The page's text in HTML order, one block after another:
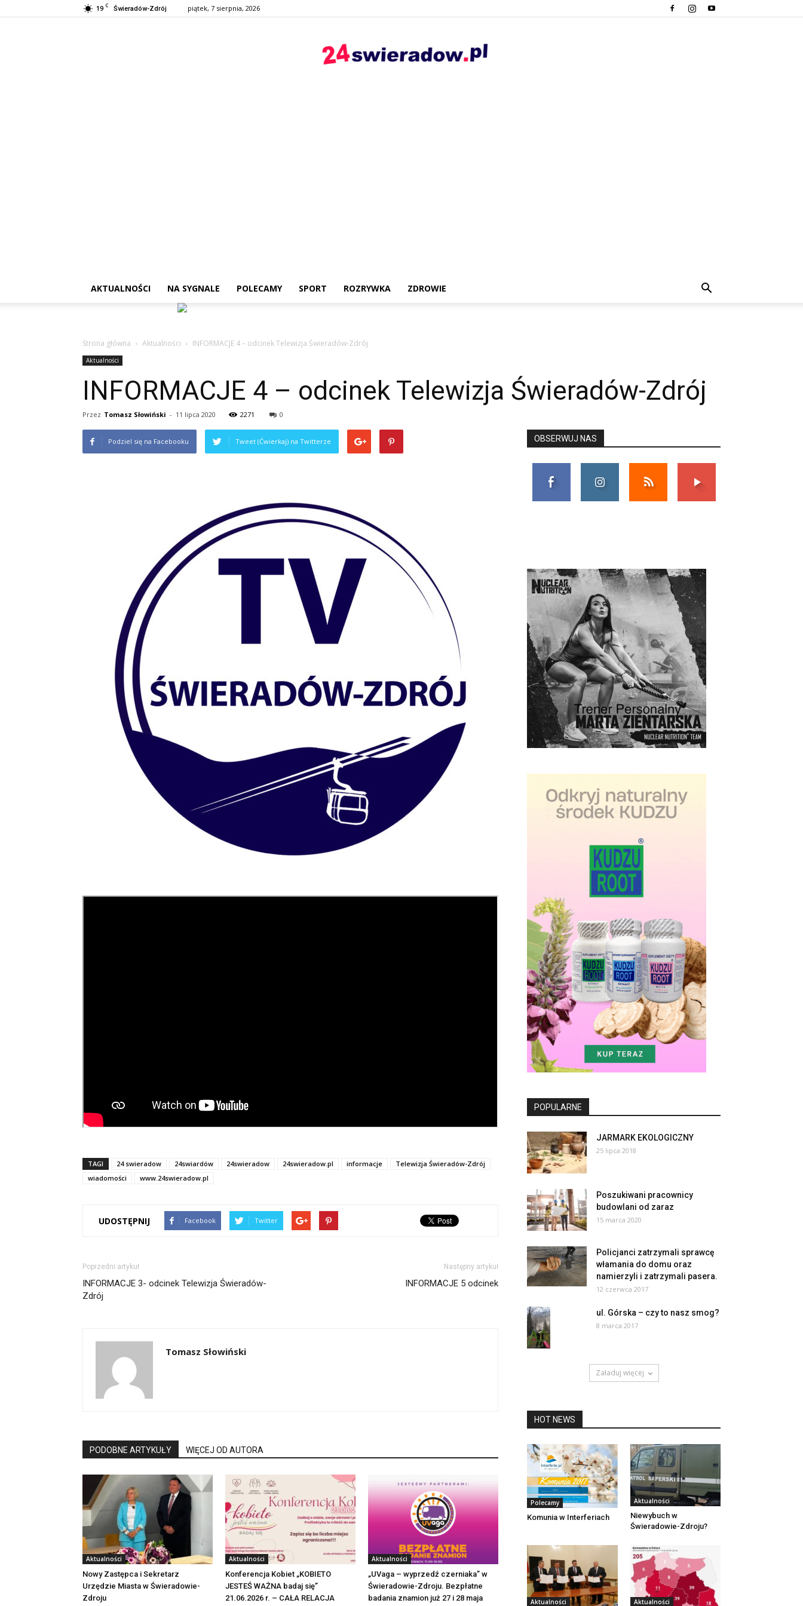
19 C Świeradów-Zdrój piątek, 7 sierpnia, 2026
źródło
AKTUALNOŚCI NA SYGNALE POLECAMY SPORT ROZRYWKA ZDROWIE
Strona główna Aktualności INFORMACJE 4 – odcinek Telewizja Świeradów-Zdrój
Aktualności
INFORMACJE 4 – odcinek Telewizja Świeradów-Zdrój
Przez Tomasz Słowiński - 11 lipca 2020 2271 0
Podziel się na Facebooku Tweet (Ćwierkaj) na Twitterze
TAGI 24 swieradow 24swiardów 24swieradow 24swieradow.pl informacje
Telewizja Świeradów-Zdrój
wiadomości
www.24swieradow.pl
UDOSTĘPNIJ Facebook Twitter
Poprzedni artykuł
INFORMACJE 3- odcinek Telewizja Świeradów-
Zdrój
Następny artykuł
INFORMACJE 5 odcinek
Tomasz Słowiński
PODOBNE ARTYKUŁY WIĘCEJ OD AUTORA
Aktualności
Nowy Zastępca i Sekretarz
Urzędzie Miasta w Świeradowie-
Zdroju
Aktualności
Konferencja Kobiet „KOBIETO
JESTEŚ WAŻNA badaj się”
21.06.2026 r. – CAŁA RELACJA
Aktualności
„UVaga – wyprzedź czerniaka” w
Świeradowie-Zdroju. Bezpłatne
badania znamion już 27 i 28 maja
OBSERWUJ NAS
POPULARNE
JARMARK EKOLOGICZNY
25 lipca 2018
Poszukiwani pracownicy
budowlani od zaraz
15 marca 2020
Policjanci zatrzymali sprawcę
włamania do domu oraz
namierzyli i zatrzymali pasera.
12 czerwca 2017
ul. Górska – czy to nasz smog?
8 marca 2017
Załaduj więcej
HOT NEWS
Polecamy
Komunia w Interferiach
Aktualności
Niewybuch w
Świeradowie-Zdroju?
Aktualności Aktualności